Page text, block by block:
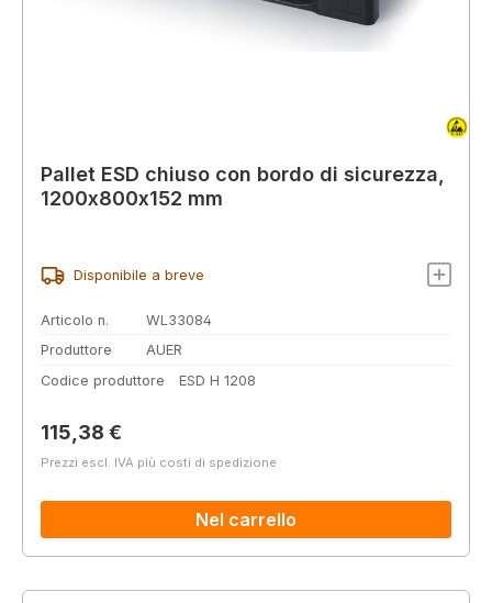
Pallet ESD chiuso con bordo di sicurezza,
1200x800x152 mm
Disponibile a breve
Articolo n.
WL33084
Produttore
AUER
Codice produttore
ESD H 1208
Prezzo normale:
115,38 €
Prezzi escl. IVA più costi di spedizione
Nel carrello